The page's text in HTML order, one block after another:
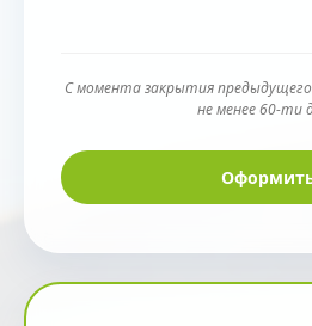
С момента закрытия
не менее 60-ти